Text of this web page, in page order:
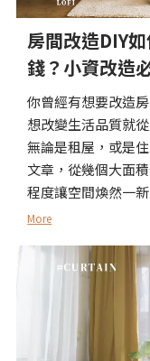
房間改造DIY
錢？小資改造
你曾經有想要改造
想改變生活品質就
無論是租屋，或是
文章，從幾個大面
程度讓空間煥然一新
More